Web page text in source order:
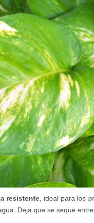
resistente , ideal para los
Deja que se seque